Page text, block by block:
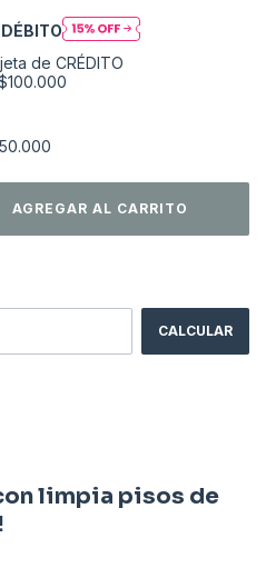
DÉBITO
CALCULAR
limpia pisos de